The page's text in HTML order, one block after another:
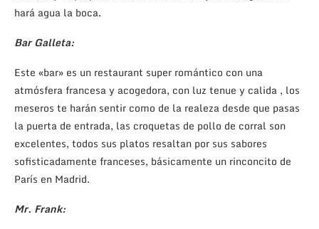
hará agua la boca.
Bar Galleta:
Este «bar» es un restaurant super romántico con una
atmósfera francesa y acogedora, con luz tenue y calida , los
meseros te harán sentir como de la realeza desde que pasas
la puerta de entrada, las croquetas de pollo de corral son
excelentes, todos sus platos resaltan por sus sabores
sofisticadamente franceses, básicamente un rinconcito de
París en Madrid.
Mr. Frank: